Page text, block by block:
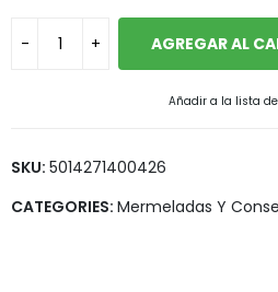
AGREGAR AL
Añadir a la lista
SKU: 5014271400426
CATEGORIES: Mermeladas Y